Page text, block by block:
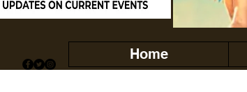
Home